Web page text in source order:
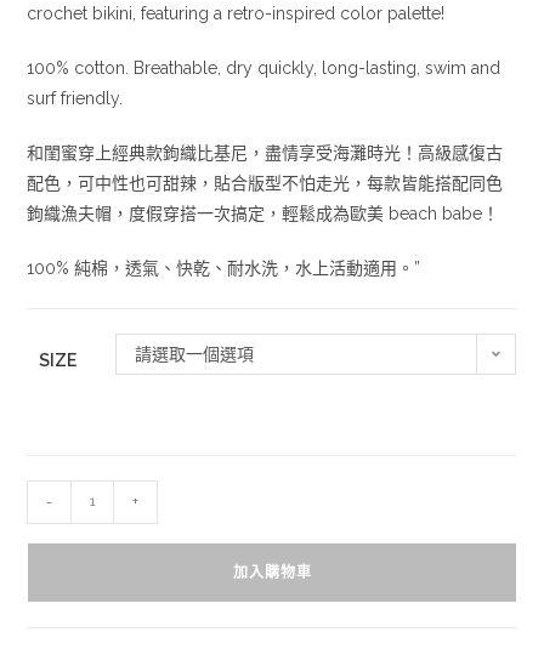
crochet bikini, featuring a retro-inspired color palette!
100% cotton. Breathable, dry quickly, long-lasting, swim and
surf friendly.
和閨蜜穿上經典款鉤織比基尼，盡情享受海灘時光！高級感復古
配色，可中性也可甜辣，貼合版型不怕走光，每款皆能搭配同色
鉤織漁夫帽，度假穿搭一次搞定，輕鬆成為歐美 beach babe！
100% 純棉，透氣、快乾、耐水洗，水上活動適用。”
SIZE 請選取一個選項
- +
加入購物車